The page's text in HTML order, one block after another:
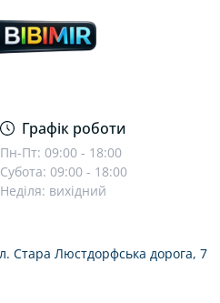
Графік роботи
Пн-Пт: 09:00 - 18:00
Субота: 09:00 - 18:00
Неділя: вихідний
Стара Люстдорфська дорога, 7